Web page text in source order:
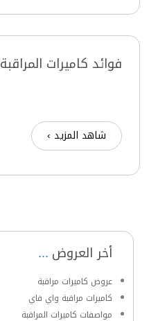
فوائد كاميرات المراقبة
شاهد المزيد ›
أخر العروض
عروض كاميرات مراقبة
كاميرات مراقبة واي فاي
مواصفات كاميرات المراقبة